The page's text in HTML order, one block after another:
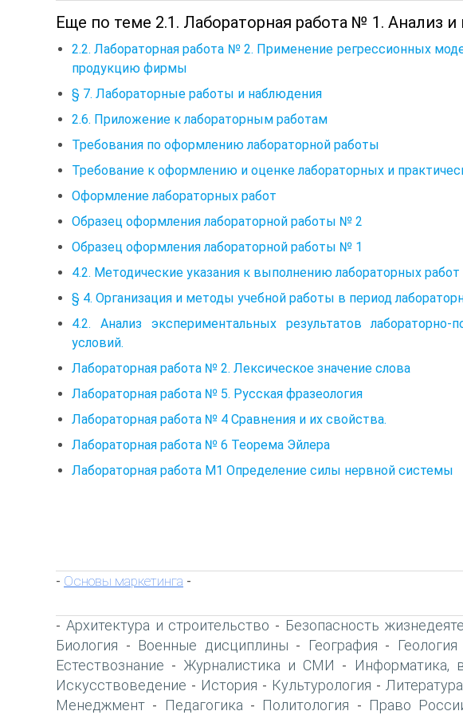
Еще по теме 2.1. Лабораторная работа № 1. Анализ
2.2. Лабораторная работа № 2. Применение регрессионных
продукцию фирмы
§ 7. Лабораторные работы и наблюдения
2.6. Приложение к лабораторным работам
Требования по оформлению лабораторной работы
Требование к оформлению и оценке лабораторных и
Оформление лабораторных работ
Образец оформления лабораторной работы № 2
Образец оформления лабораторной работы № 1
4.2. Методические указания к выполнению лабораторных работ
§ 4. Организация и методы учебной работы в период
4.2. Анализ экспериментальных результатов
условий.
Лабораторная работа № 2. Лексическое значение слова
Лабораторная работа № 5. Русская фразеология
Лабораторная работа № 4 Сравнения и их свойства.
Лабораторная работа № 6 Теорема Эйлера
Лабораторная работа М1 Определение силы нервной системы
- Основы маркетинга -
- Архитектура и строительство - Безопасность
Биология - Военные дисциплины - География - Геология
Естествознание - Журналистика и СМИ -
Информатика,
Искусствоведение - История - Культурология - Литература
Менеджмент - Педагогика - Политология - Право